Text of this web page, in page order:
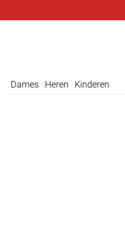
Dames Heren Kinderen